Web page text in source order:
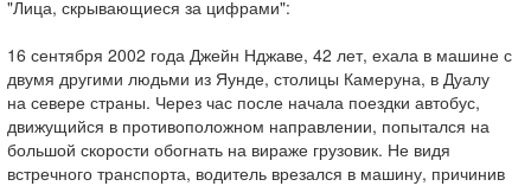
"Лица, скрывающиеся за цифрами":
16 сентября 2002 года Джейн Нджаве, 42 лет, ехала в машине с
двумя другими людьми из Яунде, столицы Камеруна, в Дуалу
на севере страны. Через час после начала поездки автобус,
движущийся в противоположном направлении, попытался на
большой скорости обогнать на вираже грузовик. Не видя
встречного транспорта, водитель врезался в машину, причинив